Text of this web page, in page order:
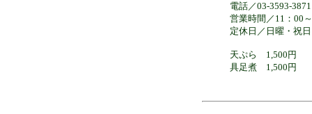
電話／03-3593-3871
営業時間／11：00
定休日／日曜・祝日
天ぷら 1,500円
具足煮 1,500円